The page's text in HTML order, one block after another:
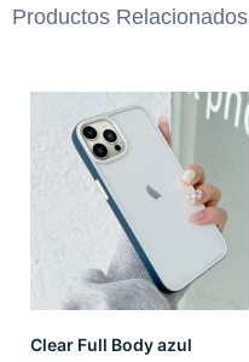
Productos Relacionados
Clear Full Body azul